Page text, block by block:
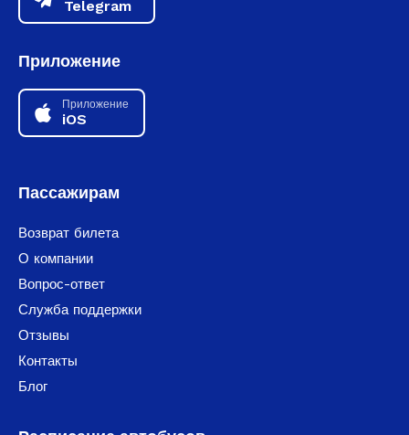
Telegram
Приложение
Приложение
iOS
Пассажирам
Возврат билета
О компании
Вопрос-ответ
Служба поддержки
Отзывы
Контакты
Блог